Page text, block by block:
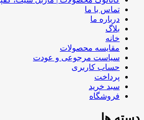
تماس با ما
درباره ما
بلاگ
خانه
مقایسه محصولات
سیاست مرجوعی و عودت
حساب کاربری
پرداخت
سبد خرید
فروشگاه